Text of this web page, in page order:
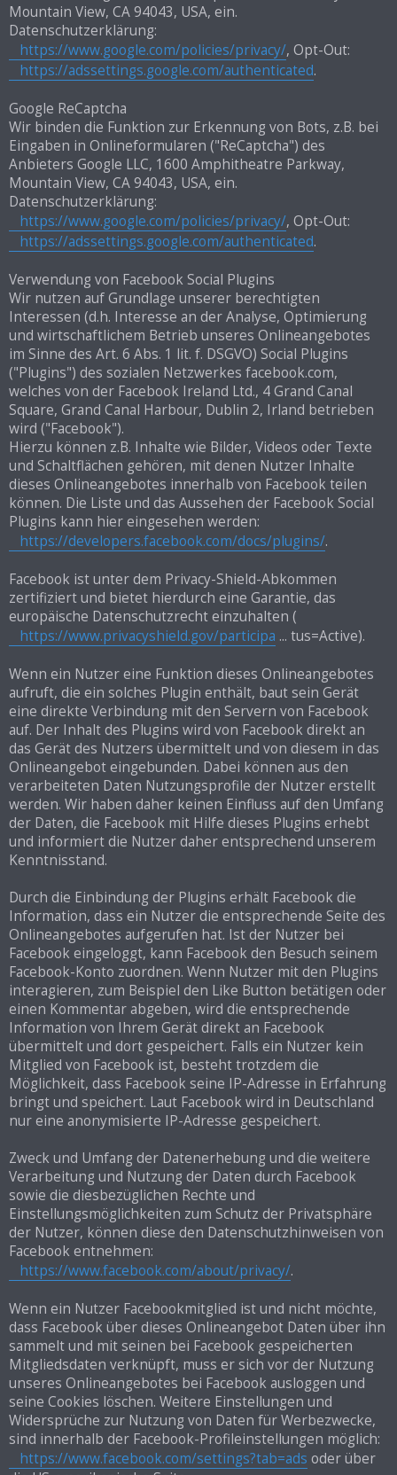
Mountain View, CA 94043, USA, ein.
Datenschutzerklärung:
https://www.google.com/policies/privacy/, Opt-Out:
https://adssettings.google.com/authenticated.
Google ReCaptcha
Wir binden die Funktion zur Erkennung von Bots, z.B. bei
Eingaben in Onlineformularen ("ReCaptcha") des
Anbieters Google LLC, 1600 Amphitheatre Parkway,
Mountain View, CA 94043, USA, ein.
Datenschutzerklärung:
https://www.google.com/policies/privacy/, Opt-Out:
https://adssettings.google.com/authenticated.
Verwendung von Facebook Social Plugins
Wir nutzen auf Grundlage unserer berechtigten
Interessen (d.h. Interesse an der Analyse, Optimierung
und wirtschaftlichem Betrieb unseres Onlineangebotes
im Sinne des Art. 6 Abs. 1 lit. f. DSGVO) Social Plugins
("Plugins") des sozialen Netzwerkes facebook.com,
welches von der Facebook Ireland Ltd., 4 Grand Canal
Square, Grand Canal Harbour, Dublin 2, Irland betrieben
wird ("Facebook").
Hierzu können z.B. Inhalte wie Bilder, Videos oder Texte
und Schaltflächen gehören, mit denen Nutzer Inhalte
dieses Onlineangebotes innerhalb von Facebook teilen
können. Die Liste und das Aussehen der Facebook Social
Plugins kann hier eingesehen werden:
https://developers.facebook.com/docs/plugins/.
Facebook ist unter dem Privacy-Shield-Abkommen
zertifiziert und bietet hierdurch eine Garantie, das
europäische Datenschutzrecht einzuhalten (
https://www.privacyshield.gov/participa ... tus=Active).
Wenn ein Nutzer eine Funktion dieses Onlineangebotes
aufruft, die ein solches Plugin enthält, baut sein Gerät
eine direkte Verbindung mit den Servern von Facebook
auf. Der Inhalt des Plugins wird von Facebook direkt an
das Gerät des Nutzers übermittelt und von diesem in das
Onlineangebot eingebunden. Dabei können aus den
verarbeiteten Daten Nutzungsprofile der Nutzer erstellt
werden. Wir haben daher keinen Einfluss auf den Umfang
der Daten, die Facebook mit Hilfe dieses Plugins erhebt
und informiert die Nutzer daher entsprechend unserem
Kenntnisstand.
Durch die Einbindung der Plugins erhält Facebook die
Information, dass ein Nutzer die entsprechende Seite des
Onlineangebotes aufgerufen hat. Ist der Nutzer bei
Facebook eingeloggt, kann Facebook den Besuch seinem
Facebook-Konto zuordnen. Wenn Nutzer mit den Plugins
interagieren, zum Beispiel den Like Button betätigen oder
einen Kommentar abgeben, wird die entsprechende
Information von Ihrem Gerät direkt an Facebook
übermittelt und dort gespeichert. Falls ein Nutzer kein
Mitglied von Facebook ist, besteht trotzdem die
Möglichkeit, dass Facebook seine IP-Adresse in Erfahrung
bringt und speichert. Laut Facebook wird in Deutschland
nur eine anonymisierte IP-Adresse gespeichert.
Zweck und Umfang der Datenerhebung und die weitere
Verarbeitung und Nutzung der Daten durch Facebook
sowie die diesbezüglichen Rechte und
Einstellungsmöglichkeiten zum Schutz der Privatsphäre
der Nutzer, können diese den Datenschutzhinweisen von
Facebook entnehmen:
https://www.facebook.com/about/privacy/.
Wenn ein Nutzer Facebookmitglied ist und nicht möchte,
dass Facebook über dieses Onlineangebot Daten über ihn
sammelt und mit seinen bei Facebook gespeicherten
Mitgliedsdaten verknüpft, muss er sich vor der Nutzung
unseres Onlineangebotes bei Facebook ausloggen und
seine Cookies löschen. Weitere Einstellungen und
Widersprüche zur Nutzung von Daten für Werbezwecke,
sind innerhalb der Facebook-Profileinstellungen möglich:
https://www.facebook.com/settings?tab=ads oder über